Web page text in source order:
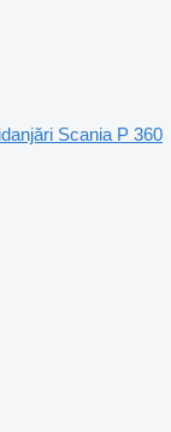
Scania P 360